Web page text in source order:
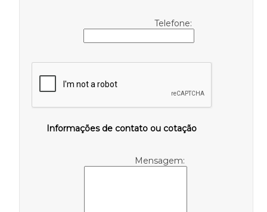
Telefone:
Informações de contato ou cotação
Mensagem: